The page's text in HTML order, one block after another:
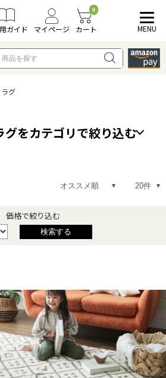
ガイド マイページ
0
カート MENU
グ
グをカテゴリで絞り込む
価格で絞り込む